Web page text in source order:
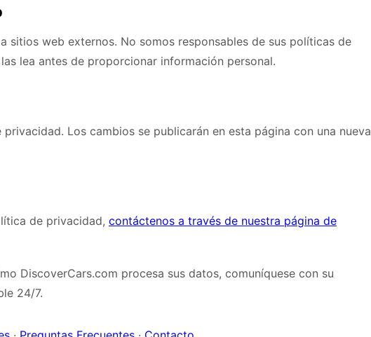
sitios web externos. No somos responsables de sus políticas de
lea antes de proporcionar información personal.
Los cambios se publicarán en esta página con una nueva
de privacidad, contáctenos a través de nuestra página de
DiscoverCars.com procesa sus datos, comuníquese con su
24/7.